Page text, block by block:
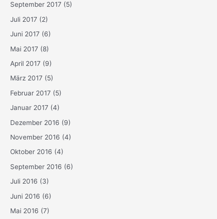
September 2017 (5)
Juli 2017 (2)
Juni 2017 (6)
Mai 2017 (8)
April 2017 (9)
März 2017 (5)
Februar 2017 (5)
Januar 2017 (4)
Dezember 2016 (9)
November 2016 (4)
Oktober 2016 (4)
September 2016 (6)
Juli 2016 (3)
Juni 2016 (6)
Mai 2016 (7)